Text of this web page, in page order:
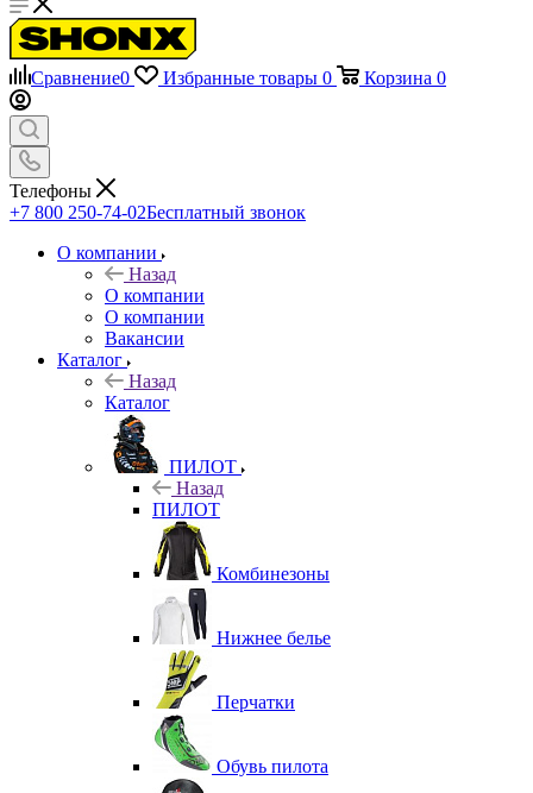
Сравнение0 Избранные товары 0 Корзина 0
Телефоны
+7 800 250-74-02Бесплатный звонок
О компании
Назад
О компании
О компании
Вакансии
Каталог
Назад
Каталог
ПИЛОТ
Назад
ПИЛОТ
Комбинезоны
Нижнее белье
Перчатки
Обувь пилота